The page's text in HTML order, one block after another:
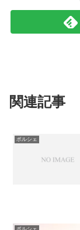
関連記事
ポルシェ
ポルシェ